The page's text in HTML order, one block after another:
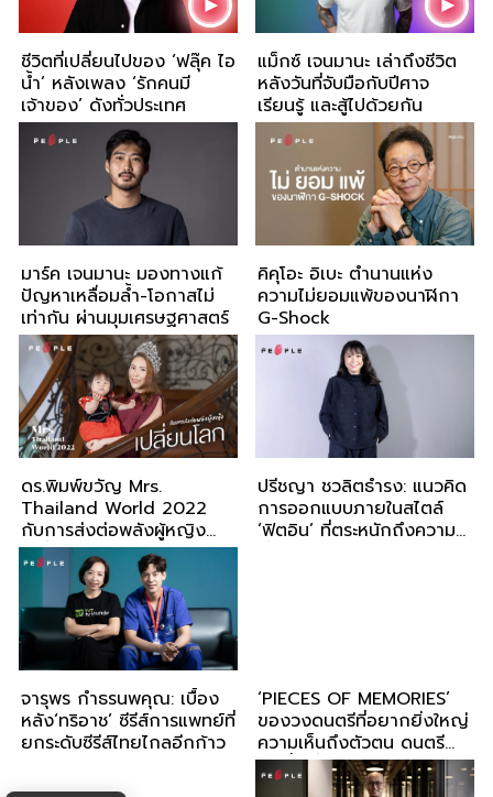
ชีวิตที่เปลี่ยนไปของ ‘ฟลุ๊ค ไอ
น้ำ’ หลังเพลง ‘รักคนมี
เจ้าของ’ ดังทั่วประเทศ
แม็กซ์ เจนมานะ เล่าถึงชีวิต
หลังวันที่จับมือกับปีศาจ
เรียนรู้ และสู้ไปด้วยกัน
มาร์ค เจนมานะ มองทางแก้
ปัญหาเหลื่อมล้ำ-โอกาสไม่
เท่ากัน ผ่านมุมเศรษฐศาสตร์
คิคุโอะ อิเบะ ตำนานแห่ง
ความไม่ยอมแพ้ของนาฬิกา
G-Shock
ดร.พิมพ์ขวัญ Mrs.
Thailand World 2022
กับการส่งต่อพลังผู้หญิง
เปลี่ยนโลก
ปรีชญา ชวลิตธำรง: แนวคิด
การออกแบบภายในสไตล์
‘ฟิตอิน’ ที่ตระหนักถึงความ
จารุพร กำธรนพคุณ: เบื้อง
หลัง‘ทริอาช’ ซีรีส์การแพทย์ที่
ยกระดับซีรีส์ไทยไกลอีกก้าว
‘PIECES OF MEMORIES’
ของวงดนตรีที่อยากยิ่งใหญ่
ความเห็นถึงตัวตน ดนตรี
และพื้นที่ ฉบับ Lomosonic